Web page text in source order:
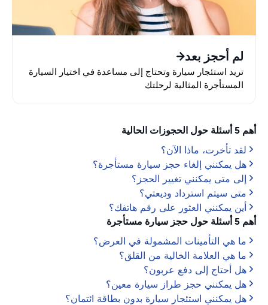
لم أحجز بعد
تريد استئجار سيارة وتحتاج إلى مساعدة في اختيار السيارة
المستأجرة المثالية لرحلتك
أهم 5 أسئلة حول الحجوزات الحالية
لقد تأخرت، ماذا الآن؟
هل يمكنني إلغاء حجز سيارة مستأجرة؟
إلى متى يمكنني تغيير الحجز؟
متى سيتم استرداد وديعتي؟
أين يمكنني العثور على رقم هاتفك؟
أهم 5 أسئلة حول حجز سيارة مستأجرة
ما هي التأمينات المشمولة في العرض؟
ما هي العلامة الخالية من القلق؟
هل أحتاج إلى دفع عربون؟
هل يمكنني حجز طراز سيارة معين؟
هل يمكنني استئجار سيارة بدون بطاقة ائتمان؟